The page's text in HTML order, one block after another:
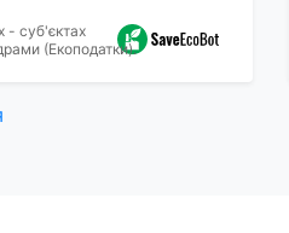
- суб'єктах
(Екоподатки).